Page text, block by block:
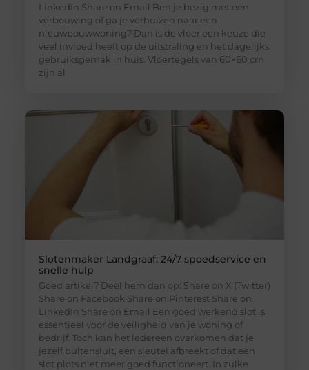
LinkedIn Share on Email Ben je bezig met een
verbouwing of ga je verhuizen naar een
nieuwbouwwoning? Dan is de vloer een keuze die
veel invloed heeft op de uitstraling en het dagelijks
gebruiksgemak in huis. Vloertegels van 60×60 cm
zijn al
Slotenmaker Landgraaf: 24/7 spoedservice en
snelle hulp
Goed artikel? Deel hem dan op: Share on X (Twitter)
Share on Facebook Share on Pinterest Share on
LinkedIn Share on Email Een goed werkend slot is
essentieel voor de veiligheid van je woning of
bedrijf. Toch kan het iedereen overkomen dat je
jezelf buitensluit, een sleutel afbreekt of dat een
slot plots niet meer goed functioneert. In zulke